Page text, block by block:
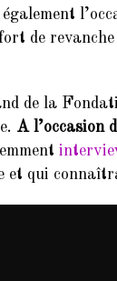
de
de la
A l’occasion
qui